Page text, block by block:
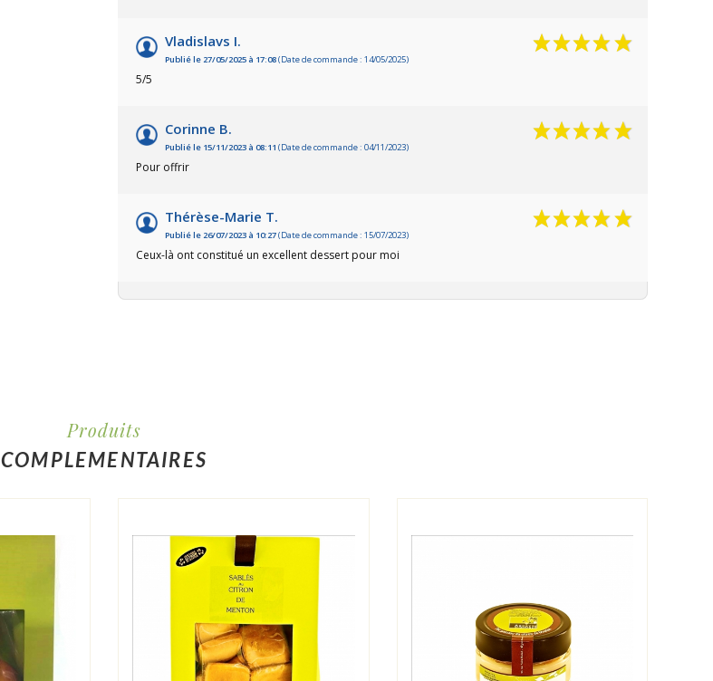
Vladislavs I.
Publié le 27/05/2025 à 17:08(Date de commande : 14/05/2025)
5/5
Corinne B.
Publié le 15/11/2023 à 08:11 (Date de commande : 04/11/2023)
Pour offrir
Thérèse-Marie T.
Publié le 26/07/2023 à 10:27(Date de commande : 15/07/2023)
Ceux-là ont constitué un excellent dessert pour moi
Produits
COMPLEMENTAIRES